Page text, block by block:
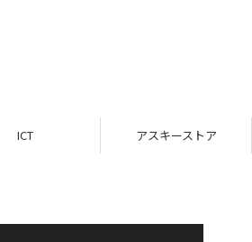
ICT アスキーストア